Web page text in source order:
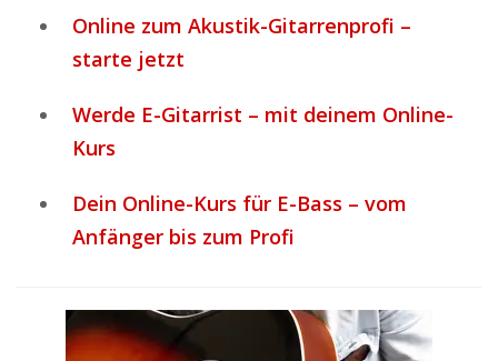
Online zum Akustik-Gitarrenprofi –
starte jetzt
Werde E-Gitarrist – mit deinem Online-
Kurs
Dein Online-Kurs für E-Bass – vom
Anfänger bis zum Profi